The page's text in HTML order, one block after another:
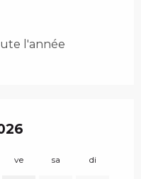
l'année
ve sa di